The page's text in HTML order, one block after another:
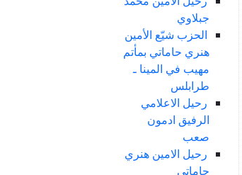
جبلاوي
الحزب شيّع الأمين
هنري حاماتي بمأتم
مهيب في المينا ـ
طرابلس
رحيل الاعلامي
الرفيق ادمون
صعب
رحيل الامين هنري
حاماتي